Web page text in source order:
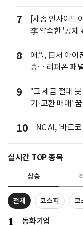
7
[세종 인사이드
李 약속한 '공제
8
애플, 日서 아이
충… 리퍼폰 패
9
"그 세금 절대
기·교환 매매'
10 NC AI, '바르
실시간 TOP 종목
상승
전체 코스피 코
1 동화기업